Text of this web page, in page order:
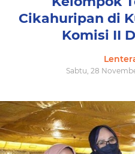
Cikahuripan di
Komisi II
Sabtu, 28